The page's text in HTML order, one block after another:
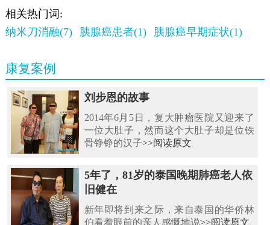
相关热门词:
纳米刀消融(7)
胰腺癌患者(1) 胰腺癌早期症状(1)
康复案例
刘步恩的故事
2014年6月5日，复大肿瘤医院又迎来了
一位大肚子，然而这个大肚子却是位铁
骨铮铮的汉子>>阅读原文
5年了，81岁的泰国晚期肺癌老人依
旧健在
新年即将到来之际，来自泰国的华侨林
伯看着眼前的亲人感慨地说>>阅读原文